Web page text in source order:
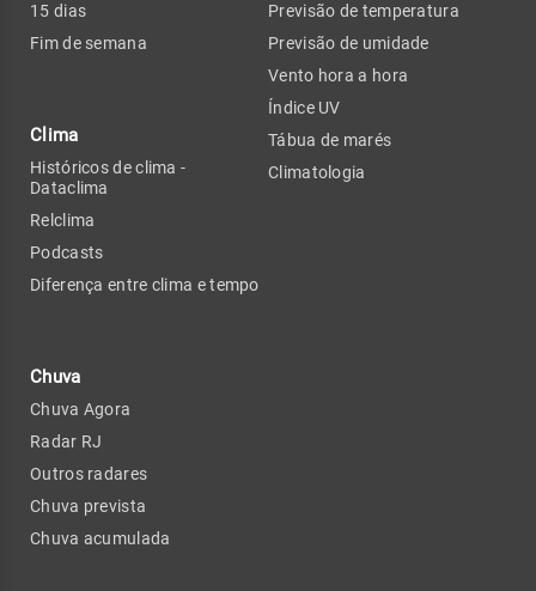
15 dias
Fim de semana
Clima
Históricos de clima -
Dataclima
Relclima
Podcasts
Diferença entre clima e tempo
Chuva
Chuva Agora
Radar RJ
Outros radares
Chuva prevista
Chuva acumulada
Previsão de temperatura
Previsão de umidade
Vento hora a hora
Índice UV
Tábua de marés
Climatologia